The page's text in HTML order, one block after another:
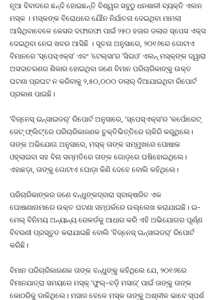
ନୂଆ ବିବାଦରେ ଛନ୍ଦି ହୋଇଛନ୍ତି ବିଶ୍ୱର ସବୁଠୁ ଧନଶାଳୀ ବ୍ୟକ୍ତି ଏଲନ
ମସ୍କ । ମସ୍କଙ୍କ ବିରୋଧରେ ଯୌନ ନିର୍ଯାତନା ଦେଇଥିବା ମାମଲା
ଆସିଥିବାବେଳେ କେସର ଦଫାରଫା ପାଇଁ ୨୫୦ ହଜାର ଡଲାର ସ୍ପେସ ଏକ୍ସ
ଦେଇଥିବା ନେଇ ଖବର ଆସିଛି । ସୂଚନା ଅନୁସାରେ, ୨୦୧୬ରେ ଗୋଟାଏ
ବିମାନରେ ‘ସ୍ପେସ୍‌ଏକ୍ସ’ ଏବଂ ‘ଟେଲ୍‌ସା’ର ‘ସିଇଓ’ ଏଲନ୍‌ ମସ୍କ୍‌ଙ୍କ ଦ୍ୱାରା
ଅସଦାଚରଣର ଶିକାର ହୋଇଥିବା ଜଣେ ବିମାନ ପରିଚାରିକାଙ୍କୁ ଉକ୍ତ
ଘଟଣା ପ୍ରଘଟ ନ କରିବାକୁ ୨,୫୦,୦୦୦ ଡଲାର୍‌ ଦିଆଯାଇଥିବା ରିପୋର୍ଟ
ପ୍ରକାଶ ପାଇଛି।
‘ବିଜ୍‌ନେସ୍‌ ଇନ୍‌ସାଇଡର୍‌’ ରିପୋର୍ଟ ଅନୁସାରେ, ‘ସ୍ପେସ୍‌ଏକ୍ସ’ର ‘କର୍ପୋରେଟ୍‌
ଜେଟ୍‌ ଫ୍ଲିଟ୍‌’ରେ ପରିଚାରିକାଜଣକ ଚୁକ୍ତିଭିତ୍ତିରେ ଚାକିରି କରୁଥିଲେ।
‌ତାଙ୍କ ଅଭିଯୋଗ ଅନୁସାରେ, ମସ୍କ୍‌ ତାଙ୍କ ସମ୍ମୁଖରେ ପୋଷାକ
ଓହ୍ଲାଇବା ସହ ବିନା ସମ୍ମତିରେ ତାଙ୍କ ଗୋଡ଼‌ରେ ଘଷିହୋଇଥିଲେ।
ଏହାଛଡ଼ା, ତାଙ୍କୁ ଗୋଟାଏ ଘୋଡ଼ା କିଣି ଦେବେ ବୋଲି କହିଥିଲେ।
ପରିଚାରିକାଙ୍କର ଜଣେ ବନ୍ଧୁଙ୍କଦ୍ବାରା ସ୍ବାକ୍ଷରିତ ଏକ
ଘୋଷଣାନାମାରେ ଉକ୍ତ ଘଟଣା ସମ୍ପର୍କରେ ଉଲ୍ଲେଖ କରାଯାଇଛି। ଇ-
ମେଲ୍‌ ବିନିମୟ ଅନ୍ୟାନ୍ୟ ରେକର୍ଡକୁ ଆଧାର କରି ଏହି ଅଭିଯୋଗର ପୂର୍ଣ୍ଣ
ବିବରଣୀ ପ୍ରସ୍ତୁତ କରାଯାଇଛି ବ‌ୋଲି ‘ବିଜ୍‌ନେସ୍‌ ଇନ୍‌ସାଇଡର୍‌’ ରିପୋର୍ଟ
କରିଛି।
ବିମାନ ପରିଚାରିକାଜଣକ ତାଙ୍କ ବନ୍ଧୁଙ୍କୁ କହି‌ଥିଲେ ଯେ, ୨୦୧୬ରେ
ବିମାନଯାତ୍ରା ସମୟରେ ମସ୍କ୍‌ ‘ଫୁଲ୍‌-ବଡ଼ି ମସାଜ୍‌’ ପାଇଁ ତାଙ୍କୁ ତାଙ୍କ
କୋଠରିକୁ ଡାକିଥିଲେ। ମସାଜ ବେଳେ ମସ୍କ ତାଙ୍କୁ ଅଶ୍ଳୀଳ ଭାବେ ସ୍ପର୍ଶ